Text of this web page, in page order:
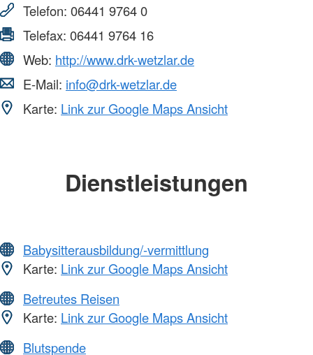
Telefon: 06441 9764 0
Telefax: 06441 9764 16
Web: http://www.drk-wetzlar.de
E-Mail: info@drk-wetzlar.de
Karte: Link zur Google Maps Ansicht
Dienstleistungen
Babysitterausbildung/-vermittlung
Karte: Link zur Google Maps Ansicht
Betreutes Reisen
Karte: Link zur Google Maps Ansicht
Blutspende